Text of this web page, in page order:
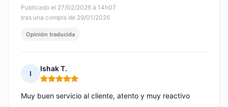
Publicado el 27/02/2026 à 14h07
tras una compra de 29/01/2026
Opinión traducida
I
Ishak T.
Nota: 5 de 5
Muy buen servicio al cliente, atento y muy reactivo